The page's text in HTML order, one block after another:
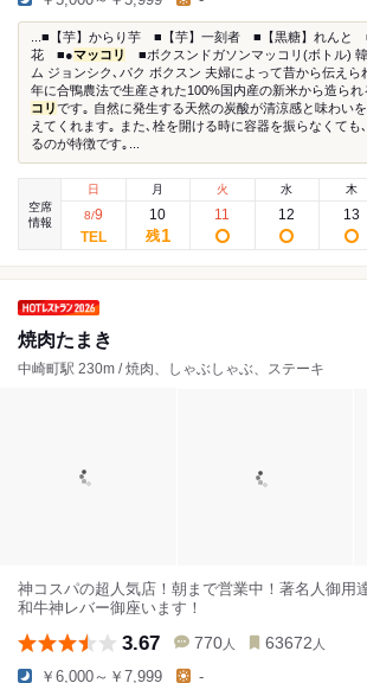
...■【芋】からり芋 ■【芋】一刻者 ■【黒糖】れんと
花 ■●マッコリ
■ボクスンドガソンマッコリ(ボトル)
ム ジョンシク､パク ボクスン 夫婦によって昔から伝えら
年に合鴨農法で生産された100%国内産の新米から造られ
コリです｡ 自然に発生する天然の炭酸が清涼感と味わい
えてくれます｡ また､栓を開ける時に容器を振らなくても
るのが特徴です｡...
空席
情報
日
8/9
月
10
残1
火
11
水
12
木
13
焼肉たまき
中崎町駅 230m / 焼肉、しゃぶしゃぶ、ステーキ
神コスパの超人気店！朝まで営業中！著名人御用
和牛神レバー御座います！
3.67 770 人 63672 人
￥6,000～￥7,999 -